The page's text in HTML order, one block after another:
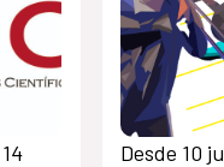
Desde 10